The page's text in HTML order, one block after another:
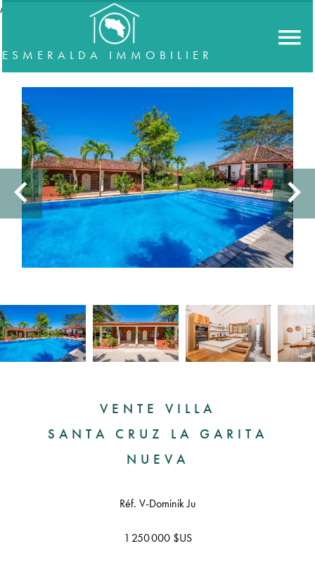
//accordeon
ESMERALDA IMMOBILIER
VENTE VILLA
SANTA CRUZ LA GARITA
NUEVA
Réf. V-Dominik Ju
1 250 000 $US